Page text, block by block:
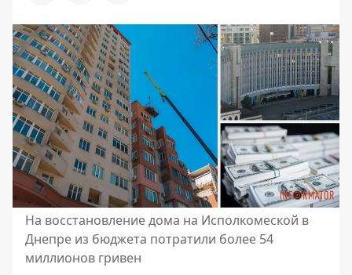
На восстановление дома на Исполкомеской в ​​
Днепре из бюджета потратили более 54
миллионов гривен